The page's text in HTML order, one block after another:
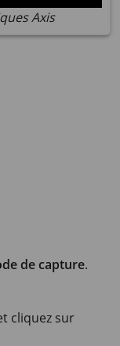
Axis
de capture.
cliquez sur